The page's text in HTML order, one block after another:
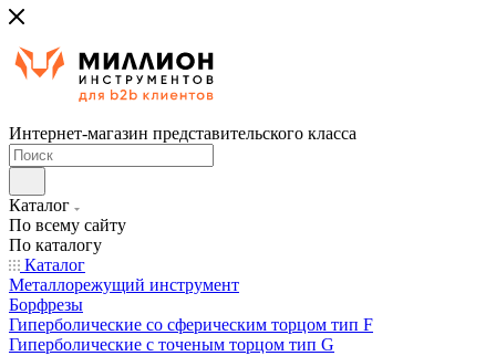
Интернет-магазин представительского класса
Каталог
По всему сайту
По каталогу
Каталог
Металлорежущий инструмент
Борфрезы
Гиперболические cо сферическим торцом тип F
Гиперболические с точеным торцом тип G